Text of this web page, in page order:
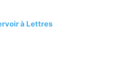
à Lettres